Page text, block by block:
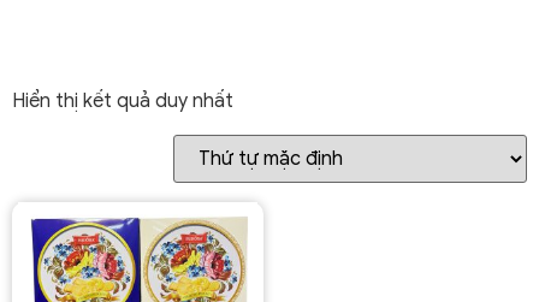
Hiển thị kết quả duy nhất